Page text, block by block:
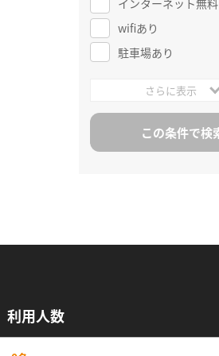
wifiあり
駐車場あり
さらに表示
利用人数